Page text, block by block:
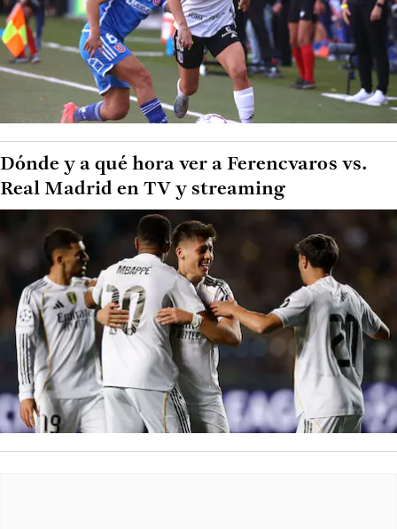
Dónde y a qué hora ver a Ferencvaros vs.
Real Madrid en TV y streaming